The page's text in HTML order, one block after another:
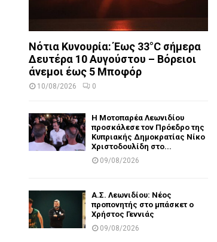
Νότια Κυνουρία: Έως 33°C σήμερα
Δευτέρα 10 Αυγούστου – Βόρειοι
άνεμοι έως 5 Μποφόρ
10/08/2026 0
Η Μοτοπαρέα Λεωνιδίου
προσκάλεσε τον Πρόεδρο της
Κυπριακής Δημοκρατίας Νίκο
Χριστοδουλίδη στο...
09/08/2026
Α.Σ. Λεωνιδίου: Νέος
προπονητής στο μπάσκετ ο
Χρήστος Γεννιάς
09/08/2026